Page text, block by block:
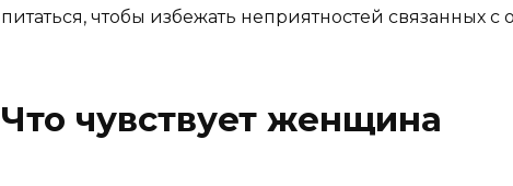
питаться, чтобы избежать неприятностей связанных
Что чувствует женщина